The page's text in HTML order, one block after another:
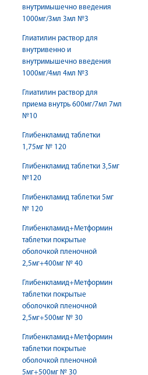
внутримышечно введения
1000мг/3мл 3мл №3
Глиатилин раствор для
внутривенно и
внутримышечно введения
1000мг/4мл 4мл №3
Глиатилин раствор для
приема внутрь 600мг/7мл 7мл
№10
Глибенкламид таблетки
1,75мг № 120
Глибенкламид таблетки 3,5мг
№120
Глибенкламид таблетки 5мг
№ 120
Глибенкламид+Метформин
таблетки покрытые
оболочкой пленочной
2,5мг+400мг № 40
Глибенкламид+Метформин
таблетки покрытые
оболочкой пленочной
2,5мг+500мг № 30
Глибенкламид+Метформин
таблетки покрытые
оболочкой пленочной
5мг+500мг № 30